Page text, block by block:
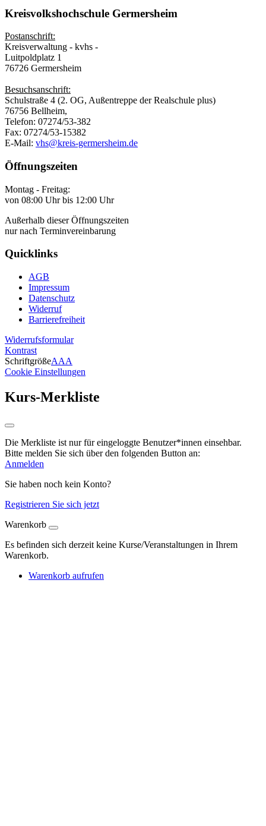
Kreisvolkshochschule Germersheim
Postanschrift:
Kreisverwaltung - kvhs -
Luitpoldplatz 1
76726 Germersheim
Besuchsanschrift:
Schulstraße 4 (2. OG, Außentreppe der Realschule plus)
76756 Bellheim,
Telefon: 07274/53-382
Fax: 07274/53-15382
E-Mail: vhs@kreis-germersheim.de
Öffnungszeiten
Montag - Freitag:
von 08:00 Uhr bis 12:00 Uhr
Außerhalb dieser Öffnungszeiten
nur nach Terminvereinbarung
Quicklinks
AGB
Impressum
Datenschutz
Widerruf
Barrierefreiheit
Widerrufsformular
Kontrast
SchriftgrößeAAA
Cookie Einstellungen
Kurs-Merkliste
Die Merkliste ist nur für eingeloggte Benutzer*innen einsehbar.
Bitte melden Sie sich über den folgenden Button an:
Anmelden
Sie haben noch kein Konto?
Registrieren Sie sich jetzt
Warenkorb
Es befinden sich derzeit keine Kurse/Veranstaltungen in Ihrem
Warenkorb.
Warenkorb aufrufen